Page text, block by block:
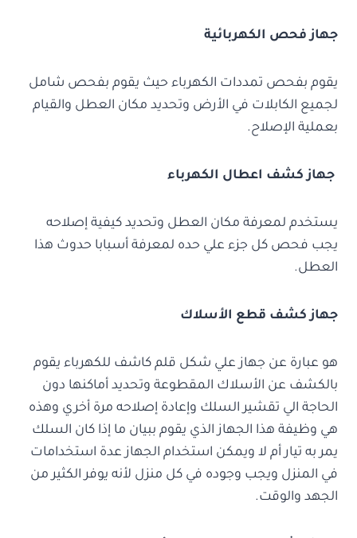
جهاز فحص الكهربائية
يقوم بفحص تمددات الكهرباء حيث يقوم بفحص شامل
لجميع الكابلات في الأرض وتحديد مكان العطل والقيام
بعملية الإصلاح.
جهاز كشف اعطال الكهرباء
يستخدم لمعرفة مكان العطل وتحديد كيفية إصلاحه
يجب فحص كل جزء علي حده لمعرفة أسبابا حدوث هذا
العطل.
جهاز كشف قطع الأسلاك
هو عبارة عن جهاز علي شكل قلم كاشف للكهرباء يقوم
بالكشف عن الأسلاك المقطوعة وتحديد أماكنها دون
الحاجة الي تقشير السلك وإعادة إصلاحه مرة أخري وهذه
هي وظيفة هذا الجهاز الذي يقوم ببيان ما إذا كان السلك
يمر به تيار أم لا ويمكن استخدام الجهاز عدة استخدامات
في المنزل ويجب وجوده في كل منزل لأنه يوفر الكثير من
الجهد والوقت.